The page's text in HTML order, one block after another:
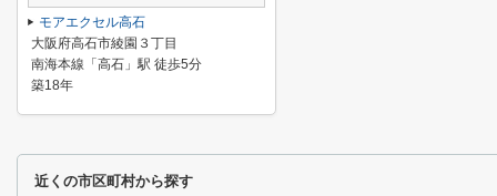
モアエクセル高石
大阪府高石市綾園３丁目
南海本線「高石」駅 徒歩5分
築18年
近くの市区町村から探す